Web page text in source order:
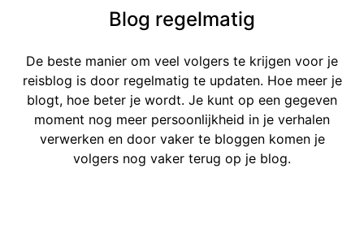
Blog regelmatig
De beste manier om veel volgers te krijgen voor je
reisblog is door regelmatig te updaten. Hoe meer je
blogt, hoe beter je wordt. Je kunt op een gegeven
moment nog meer persoonlijkheid in je verhalen
verwerken en door vaker te bloggen komen je
volgers nog vaker terug op je blog.